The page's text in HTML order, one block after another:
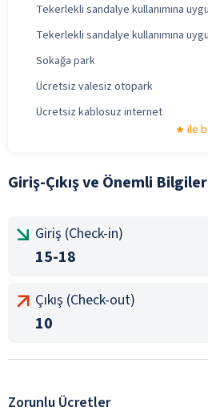
Tekerlekli sandalye kullanımına
Tekerlekli sandalye kullanımına
Sokağa park
Ücretsiz valesiz otopark
Ücretsiz kablosuz internet
ile
Giriş-Çıkış ve Önemli Bilgiler
Giriş (Check-in)
15-18
Çıkış (Check-out)
10
Zorunlu Ücretler